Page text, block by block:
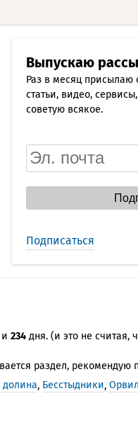
Выпускаю
Раз в месяц присылаю
статьи, видео,
советую всякое.
Подписаться
и234 дня. (и это не считая,
раздел, рекомендую
долина, Бесстыдники,